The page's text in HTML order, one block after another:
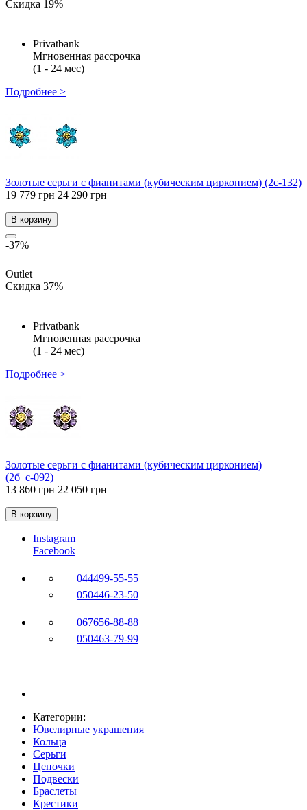
Скидка 19%
Privatbank
Мгновенная рассрочка
(1 - 24 мес)
Подробнее >
Золотые серьги с фианитами (кубическим цирконием) (2с-132)
19 779 грн 24 290 грн
В корзину
-37%
Outlet
Скидка 37%
Privatbank
Мгновенная рассрочка
(1 - 24 мес)
Подробнее >
Золотые серьги с фианитами (кубическим цирконием)
(2б_с-092)
13 860 грн 22 050 грн
В корзину
Instagram
Facebook
044499-55-55
050446-23-50
067656-88-88
050463-79-99
Категории:
Ювелирные украшения
Кольца
Серьги
Цепочки
Подвески
Браслеты
Крестики